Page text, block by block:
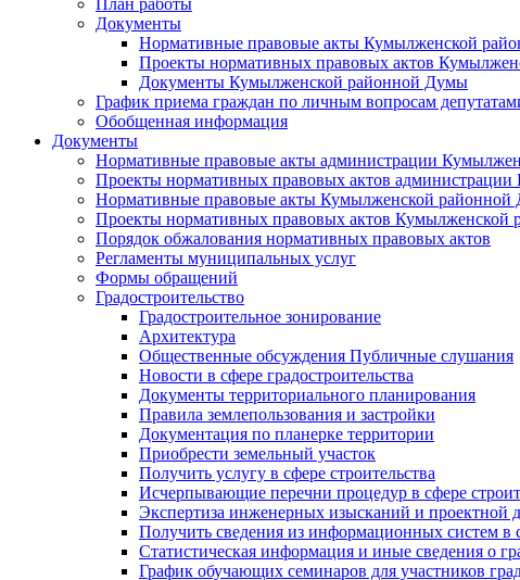
План работы
Документы
Нормативные правовые акты Кумылженской
Проекты нормативных правовых актов
Документы Кумылженской районной Думы
График приема граждан по личным вопросам
Обобщенная информация
Документы
Нормативные правовые акты администрации
Проекты нормативных правовых актов
Нормативные правовые акты Кумылженской
Проекты нормативных правовых актов Кумылженской
Порядок обжалования нормативных правовых актов
Регламенты муниципальных услуг
Формы обращений
Градостроительство
Градостроительное зонирование
Архитектура
Общественные обсуждения Публичные слушания
Новости в сфере градостроительства
Документы территориального планирования
Правила землепользования и застройки
Документация по планерке территории
Приобрести земельный участок
Получить услугу в сфере строительства
Исчерпывающие перечни процедур в сфере
Экспертиза инженерных изысканий и проектной
Получить сведения из информационных систем в
Статистическая информация и иные сведения о
График обучающих семинаров для участников